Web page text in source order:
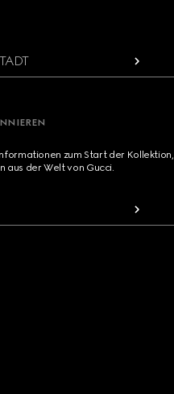
zum Start der
aus der Welt von Gucci.